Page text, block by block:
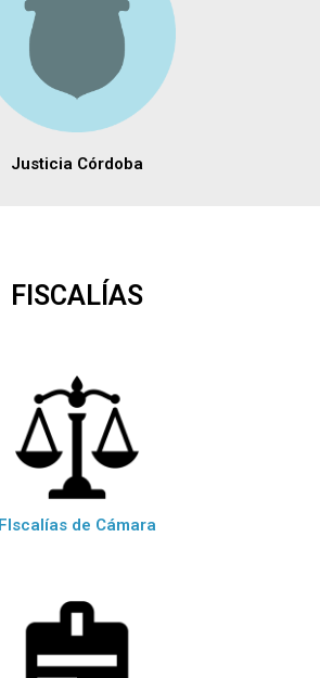
Justicia Córdoba
FISCALÍAS
FIscalías de Cámara